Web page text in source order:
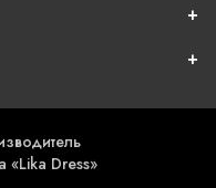
«Lika Dress»